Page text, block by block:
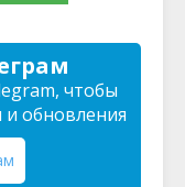
чтобы
и обновления